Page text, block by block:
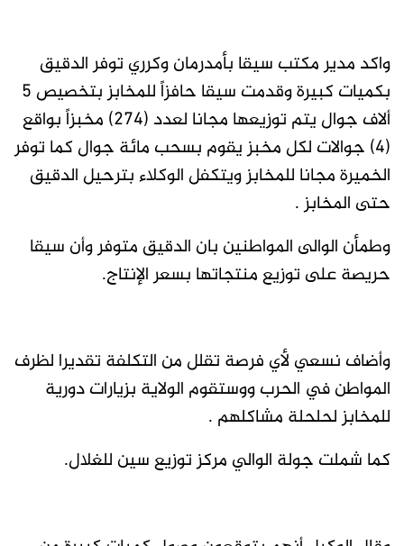
واكد مدير مكتب سيقا بأمدرمان وكرري توفر الدقيق
بكميات كبيرة وقدمت سيقا حافزاً للمخابز بتخصيص ٥
ألاف جوال يتم توزيعها مجانا لعدد (٢٧٤) مخبزاً بواقع
(٤) جوالات لكل مخبز يقوم بسحب مائة جوال كما توفر
الخميرة مجانا للمخابز ويتكفل الوكلاء بترحيل الدقيق
حتى المخابز .
وطمأن الوالى المواطنين بان الدقيق متوفر وأن سيقا
حريصة على توزيع منتجاتها بسعر الإنتاج.
وأضاف نسعي لأي فرصة تقلل من التكلفة تقديرا لظرف
المواطن في الحرب ووستقوم الولاية بزيارات دورية
للمخابز لحلحلة مشاكلهم .
كما شملت جولة الوالي مركز توزيع سين للغلال.